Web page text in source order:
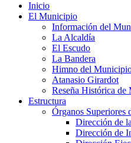
Inicio
El Municipio
Información del
La Alcaldía
El Escudo
La Bandera
Himno del
Atanasio Girardot
Reseña Histórica de
Estructura
Órganos Superiores
Dirección de
Dirección de